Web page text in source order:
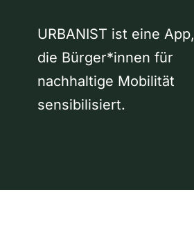
URBANIST ist eine App,
die Bürger*innen für
nachhaltige Mobilität
sensibilisiert.